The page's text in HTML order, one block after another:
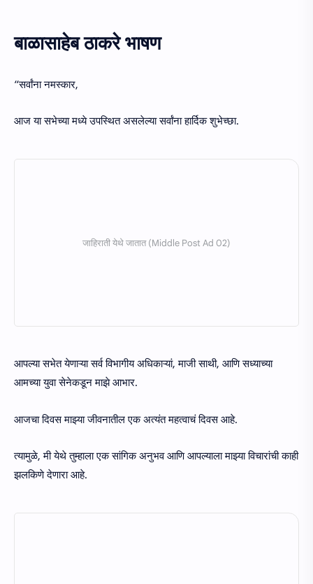
बाळासाहेब ठाकरे भाषण
“सर्वांना नमस्कार,
आज या सभेच्या मध्ये उपस्थित असलेल्या सर्वांना हार्दिक शुभेच्छा.
आपल्या सभेत येणाऱ्या सर्व विभागीय अधिकाऱ्यां, माजी साथी, आणि सध्याच्या
आमच्या युवा सेनेकडून माझे आभार.
आजचा दिवस माझ्या जीवनातील एक अत्यंत महत्वाचं दिवस आहे.
त्यामुळे, मी येथे तुम्हाला एक सांगिक अनुभव आणि आपल्याला माझ्या विचारांची काही
झलकिणे देणारा आहे.